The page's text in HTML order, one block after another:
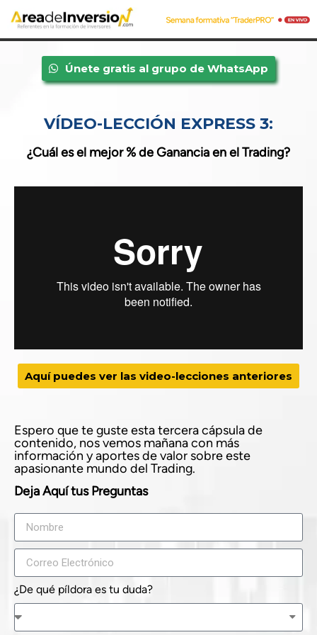
Únete gratis al grupo de WhatsApp
VÍDEO-LECCIÓN EXPRESS 3:
¿Cuál es el mejor % de Ganancia en el Trading?
Aquí puedes ver las video-lecciones anteriores
Espero que te guste esta tercera cápsula de
contenido, nos vemos mañana con más
información y aportes de valor sobre este
apasionante mundo del Trading.
Deja Aquí tus Preguntas
¿De qué píldora es tu duda?